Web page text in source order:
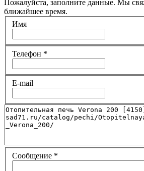
Пожалуйста, заполните данные. Мы
ближайшее время.
Имя
Телефон *
E-mail
Сообщение *